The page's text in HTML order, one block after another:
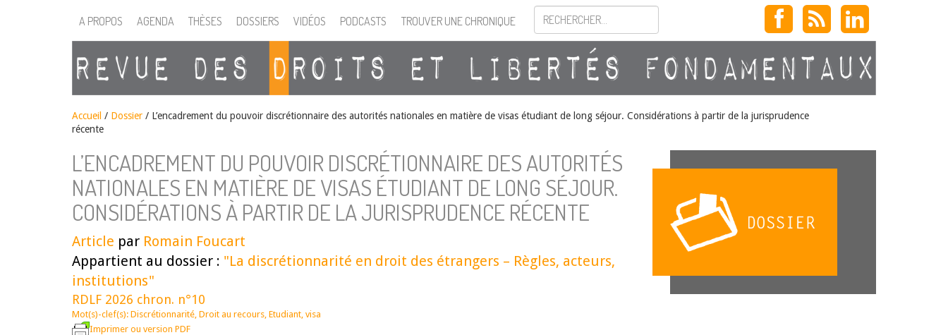
A PROPOS AGENDA THÈSES DOSSIERS VIDÉOS PODCASTS TROUVER UNE CHRONIQUE
Accueil / Dossier / L’encadrement du pouvoir discrétionnaire des autorités nationales en matière de visas étudiant de long séjour. Considérations à partir de la jurisprudence
récente
L’ENCADREMENT DU POUVOIR DISCRÉTIONNAIRE DES AUTORITÉS
NATIONALES EN MATIÈRE DE VISAS ÉTUDIANT DE LONG SÉJOUR.
CONSIDÉRATIONS À PARTIR DE LA JURISPRUDENCE RÉCENTE
Article par Romain Foucart
Appartient au dossier : "La discrétionnarité en droit des étrangers – Règles, acteurs,
institutions"
RDLF 2026 chron. n°10
Mot(s)-clef(s): Discrétionnarité Droit au recours Etudiant visa
Imprimer ou version PDF